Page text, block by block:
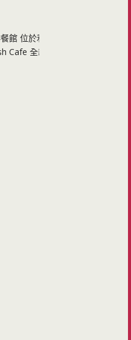
館 位於利澤工業區裡的美式風
Cafe 全新開幕的民宿結合田園